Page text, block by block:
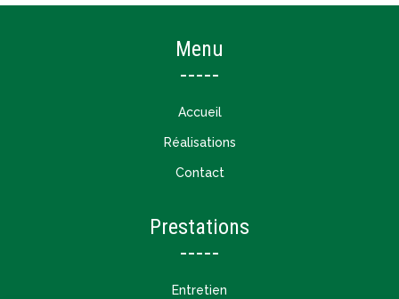
Menu
Accueil
Réalisations
Contact
Prestations
Entretien